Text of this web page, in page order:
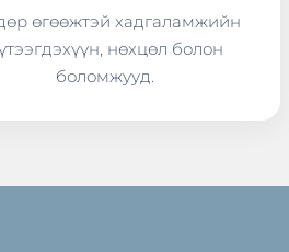
өгөөжтэй хадгаламжийн
нөхцөл болон
боломжууд.